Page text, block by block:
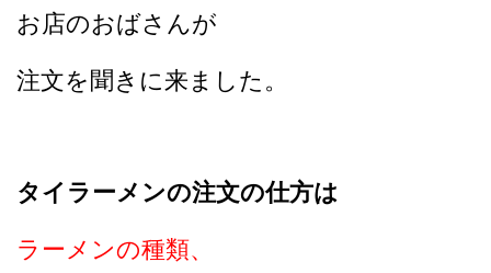
お店のおばさんが
注文を聞きに来ました。
タイラーメンの注文の仕方は
ラーメンの種類、